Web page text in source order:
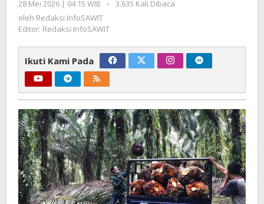
2026
Turun
Kg
28 Mei 2026 | 04:15 WIB
oleh
InfoSAWIT
-
3.635 Kali Dibaca
oleh Redaksi InfoSAWIT
Editor: Redaksi InfoSAWIT
Ikuti Kami Pada